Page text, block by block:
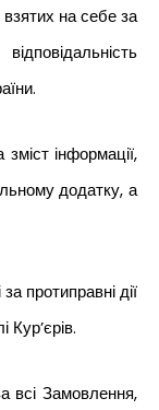
на себе за
інформації,
додатку, а
протиправні дії
Кур’єрів.
всі Замовлення,